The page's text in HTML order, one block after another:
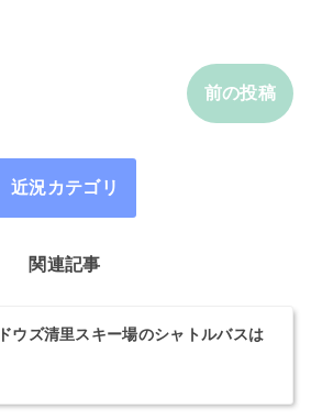
前の投稿
近況カテゴリ
関連記事
ウズ清里スキー場のシャトルバスは